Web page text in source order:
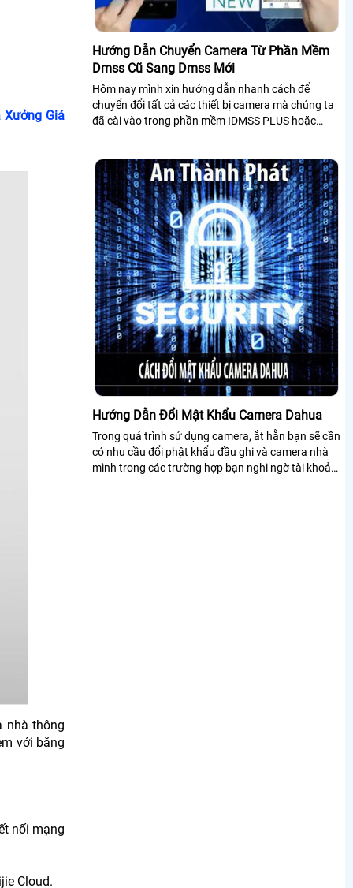
Xưởng Giá
nhà thông
với băng
nối mạng
Cloud.
Hướng Dẫn Chuyển Camera Từ Phần Mềm
Dmss Cũ Sang Dmss Mới
Hôm nay mình xin hướng dẫn nhanh cách để
chuyển đổi tất cả các thiết bị camera mà chúng ta
đã cài vào trong phần mềm IDMSS PLUS hoặc
Hướng Dẫn Đổi Mật Khẩu Camera Dahua
Trong quá trình sử dụng camera, ắt hẵn bạn sẽ cần
có nhu cầu đổi phật khẩu đầu ghi và camera nhà
mình trong các trường hợp bạn nghi ngờ tài khoản